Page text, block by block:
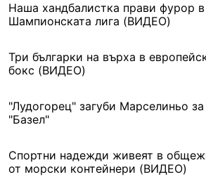
Наша хандбалистка прави фурор в
Шампионската лига (ВИДЕО)
Три българки на върха в
бокс (ВИДЕО)
"Лудогорец" загуби Марселиньо за
"Базел"
Спортни надежди живеят в
от морски контейнери (ВИДЕО)